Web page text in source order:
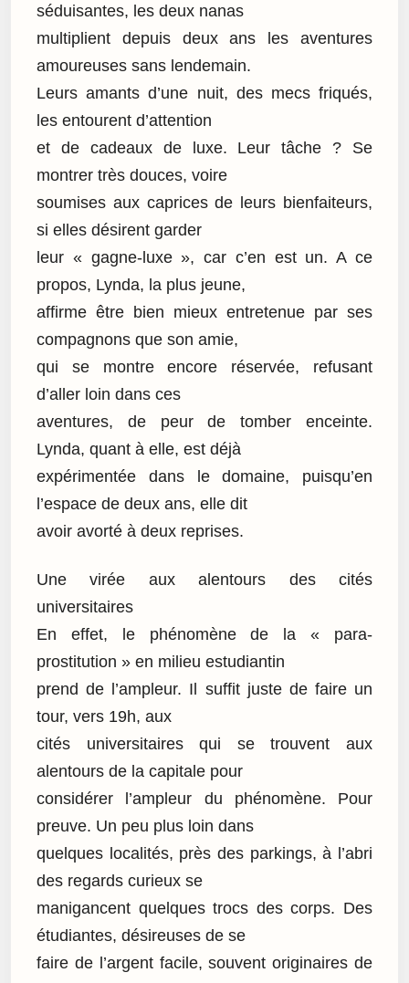
séduisantes, les deux nanas
multiplient depuis deux ans les aventures
amoureuses sans lendemain.
Leurs amants d’une nuit, des mecs friqués,
les entourent d’attention
et de cadeaux de luxe. Leur tâche ? Se
montrer très douces, voire
soumises aux caprices de leurs bienfaiteurs,
si elles désirent garder
leur « gagne-luxe », car c’en est un. A ce
propos, Lynda, la plus jeune,
affirme être bien mieux entretenue par ses
compagnons que son amie,
qui se montre encore réservée, refusant
d’aller loin dans ces
aventures, de peur de tomber enceinte.
Lynda, quant à elle, est déjà
expérimentée dans le domaine, puisqu’en
l’espace de deux ans, elle dit
avoir avorté à deux reprises.
Une virée aux alentours des cités
universitaires
En effet, le phénomène de la « para-
prostitution » en milieu estudiantin
prend de l’ampleur. Il suffit juste de faire un
tour, vers 19h, aux
cités universitaires qui se trouvent aux
alentours de la capitale pour
considérer l’ampleur du phénomène. Pour
preuve. Un peu plus loin dans
quelques localités, près des parkings, à l’abri
des regards curieux se
manigancent quelques trocs des corps. Des
étudiantes, désireuses de se
faire de l’argent facile, souvent originaires de